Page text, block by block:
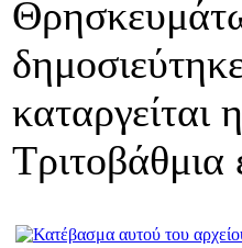
καταργείται
Τριτοβάθμια